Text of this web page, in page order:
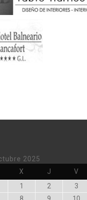
2025
X Miércoles
JJueves V
Septiembre
1
1,
2
2,
3
3,
Octubre